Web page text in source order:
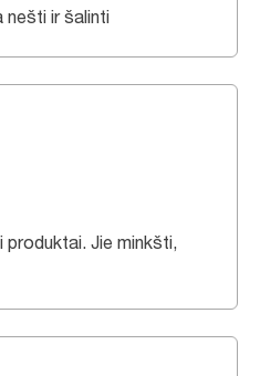
nešti ir šalinti
produktai. Jie minkšti,